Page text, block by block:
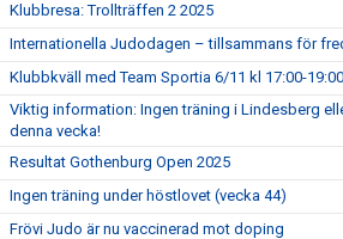
Klubbresa: Trollträffen 2 2025
Internationella Judodagen – tillsammans för
Klubbkväll med Team Sportia 6/11 kl 17:00-19:00
Viktig information: Ingen träning i Lindesberg
denna vecka!
Resultat Gothenburg Open 2025
Ingen träning under höstlovet (vecka 44)
Frövi Judo är nu vaccinerad mot doping